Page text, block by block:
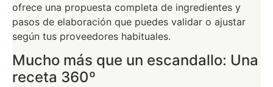
ofrece una propuesta completa de ingredientes y
pasos de elaboración que puedes validar o ajustar
según tus proveedores habituales.
Mucho más que un escandallo: Una
receta 360º